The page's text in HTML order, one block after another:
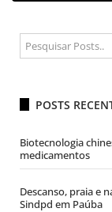
POSTS
Biotecnologia
medicamentos
Descanso, praia e
Sindpd em Paúba